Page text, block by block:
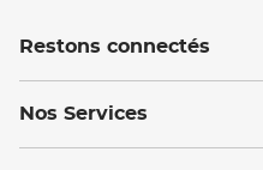
Restons connectés
Nos Services